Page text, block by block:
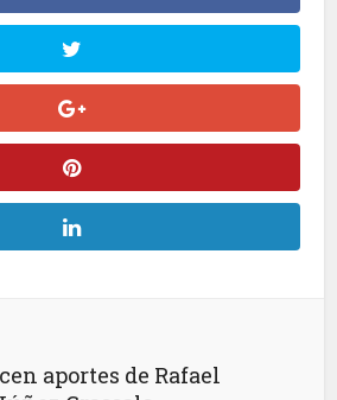
aportes de Rafael